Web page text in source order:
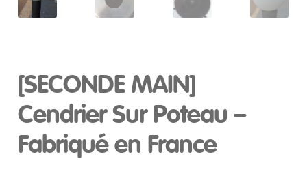
[SECONDE MAIN]
Cendrier Sur Poteau –
Fabriqué en France